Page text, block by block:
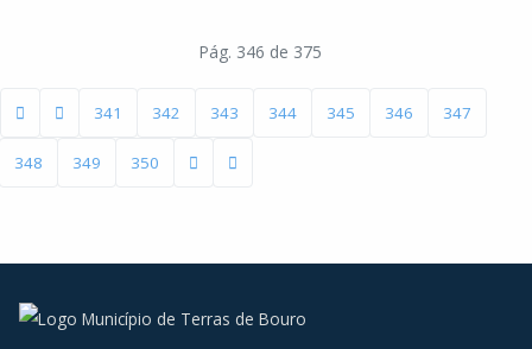
Pág. 346 de 375
341 342 343 344 345 346 347
348 349 350